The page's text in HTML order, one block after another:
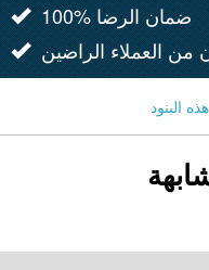
100% ضمان الرضا
هذه البنود